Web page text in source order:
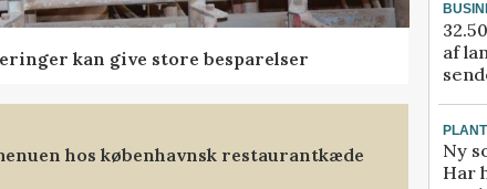
kan give store besparelser
hos københavnsk restaurantkæde
af
Ny
Har